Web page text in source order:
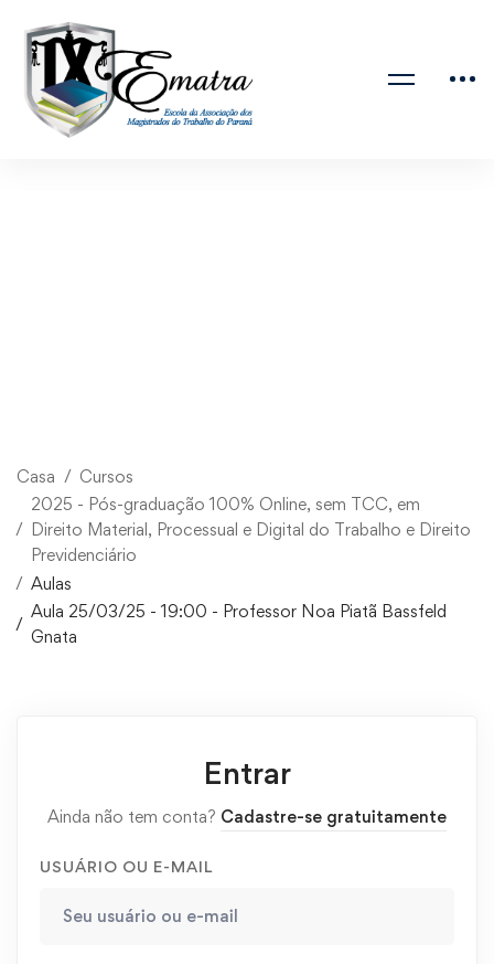
Casa
Cursos
2025 - Pós-graduação 100% Online, sem TCC, em
Direito Material, Processual e Digital do Trabalho e Direito
Previdenciário
Aulas
Aula 25/03/25 - 19:00 - Professor Noa Piatã Bassfeld
Gnata
Entrar
Ainda não tem conta? Cadastre-se gratuitamente
USUÁRIO OU E-MAIL